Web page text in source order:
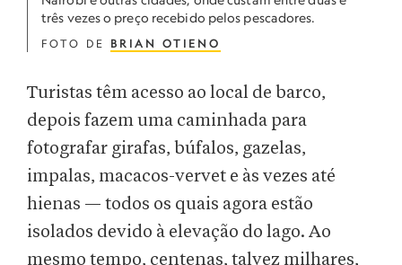
três vezes o preço recebido pelos pescadores.
FOTO DE BRIAN OTIENO
Turistas têm acesso ao local de barco,
depois fazem uma caminhada para
fotografar girafas, búfalos, gazelas,
impalas, macacos-vervet e às vezes até
hienas — todos os quais agora estão
isolados devido à elevação do lago. Ao
mesmo tempo, centenas, talvez milhares,